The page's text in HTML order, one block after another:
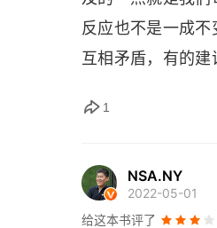
第十八章 当心：
第十九章 保质期
结语 盘点
术语表
反应也不是一成
互相矛盾，有的
精加工食品和快
1
NSA.NY
2022-05-01
给这本书评了